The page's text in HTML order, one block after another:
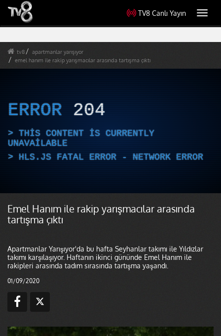
TV8 Canlı Yayın
tv8
apartmanlar yarışıyor
emel hanım ile rakip yarışmacılar arasında tartışma çıktı
ERROR 204
THIS CONTENT IS CURRENTLY
UNAVAILABLE
HLS.JS FATAL ERROR - NETWORK ERROR
Emel Hanım ile rakip yarışmacılar arasında
tartışma çıktı
Apartmanlar Yarışıyor'da bu hafta Seyhanlar takımı ile Yıldızlar
takımı karşılaşıyor. Haftanın ikinci gününde Emel Hanım ile
rakipleri arasında tadım sırasında tartışma yaşandı.
01/09/2020